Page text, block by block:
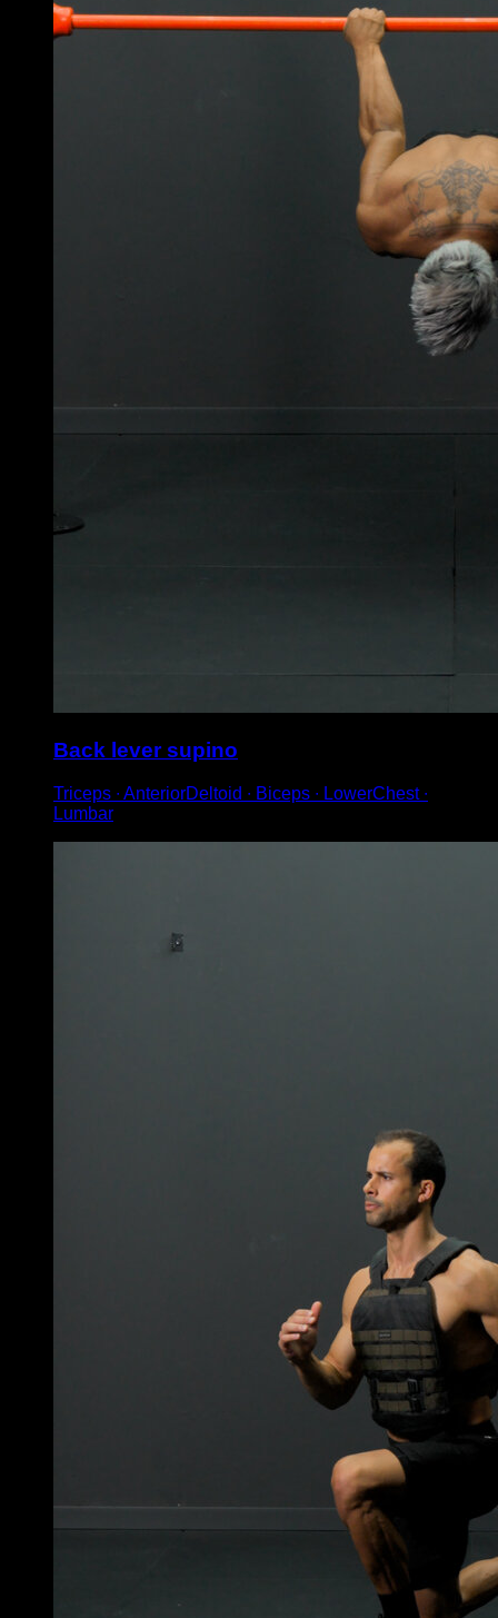
Back lever supino
Triceps ∙ AnteriorDeltoid ∙ Biceps ∙ LowerChest ∙
Lumbar